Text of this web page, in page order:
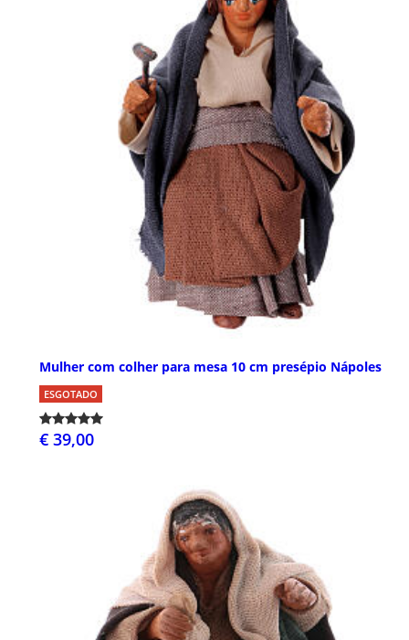
Mulher com colher para mesa 10 cm presépio Nápoles
ESGOTADO
€ 39,00